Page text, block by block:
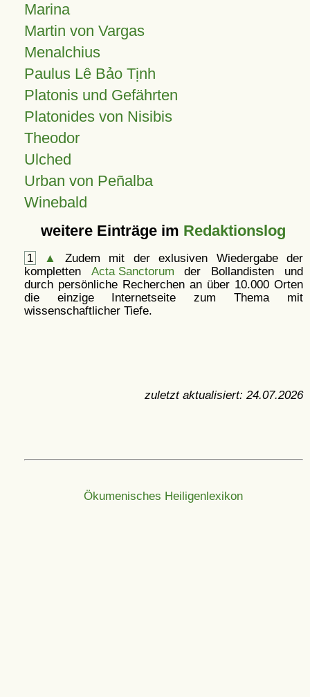
Marina
Martin von Vargas
Menalchius
Paulus Lê Bảo Tịnh
Platonis und Gefährten
Platonides von Nisibis
Theodor
Ulched
Urban von Peñalba
Winebald
weitere Einträge im Redaktionslog
1 ▲
Zudem mit der exlusiven Wiedergabe der
kompletten Acta Sanctorum der Bollandisten und
durch persönliche Recherchen an über 10.000 Orten
die einzige Internetseite zum Thema mit
wissenschaftlicher Tiefe.
zuletzt aktualisiert: 24.07.2026
Ökumenisches Heiligenlexikon